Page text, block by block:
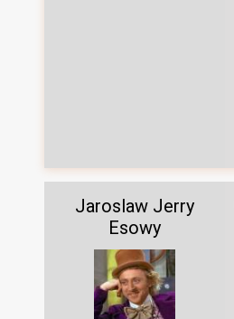
Jaroslaw Jerry
Esowy